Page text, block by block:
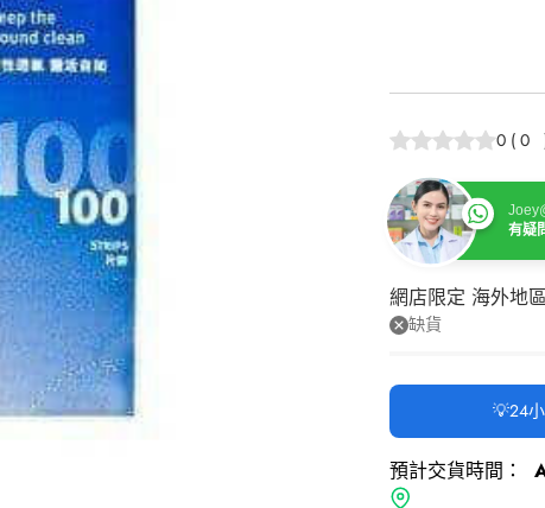
0 ( 0
有疑
網店限定 海外地
缺貨
💡24
預計交貨時間：